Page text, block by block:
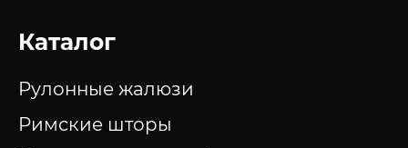
Каталог
Рулонные жалюзи
Римские шторы